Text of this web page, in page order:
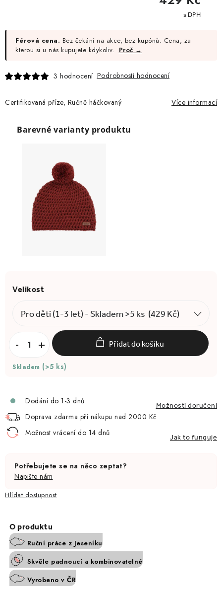
3 hodnocení Podrobnosti hodnocení
Férová cena. Bez čekání na akce, bez kupónů. Cena, za
kterou si u nás kupujete kdykoliv. Proč →
Certifikovaná příze, Ručně háčkovaný Více informací
Přidat do košíku
Skladem (>5 ks)
Dodání do 1-3 dnů Možnosti doručení
Doprava zdarma při nákupu nad 2000 Kč
Možnost vrácení do 14 dnů
Jak to funguje
Potřebujete se na něco zeptat?
Napište nám
Hlídat
Ruční práce z Jeseníku
Skvěle padnoucí a kombinovatelné
Vyrobeno v ČR